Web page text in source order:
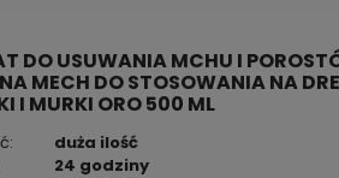
DO USUWANIA MCHU I
MECH DO STOSOWANIA NA
I MURKI ORO 500 ML
duża ilość
24 godziny